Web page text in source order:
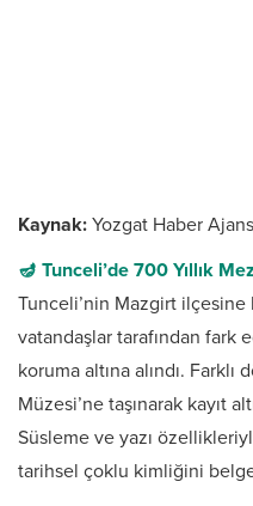
Kaynak: Yozgat Haber
🪔 Tunceli’de 700 Yıllık
Tunceli’nin Mazgirt
vatandaşlar tarafından fark
koruma altına alındı.
Müzesi’ne taşınarak kayıt
Süsleme ve yazı
tarihsel çoklu kimliğini